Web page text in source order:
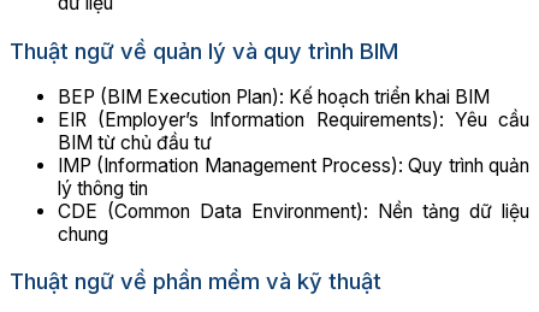
Thuật ngữ về quản lý và quy trình BIM
BEP (BIM Execution Plan): Kế hoạch triển khai BIM
EIR (Employer’s Information Requirements): Yêu cầu
BIM từ chủ đầu tư
IMP (Information Management Process): Quy trình quản
lý thông tin
CDE (Common Data Environment): Nền tảng dữ liệu
chung
Thuật ngữ về phần mềm và kỹ thuật